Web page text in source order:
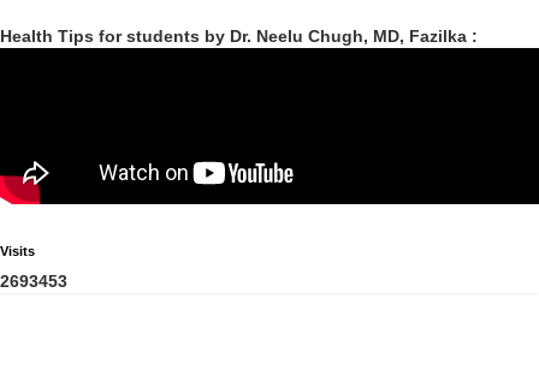
Health Tips for students by Dr. Neelu Chugh, MD, Fazilka :
Visits
2693453